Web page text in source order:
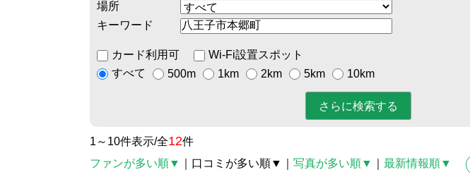
場所
キーワード
カード利用可
Wi-Fi設置スポット
すべて
500m 1km 2km 5km 10km
1～10件表示/全12件
ファンが多い順▼
｜口コミが多い順▼ 写真が多い順▼ 最新情報順▼